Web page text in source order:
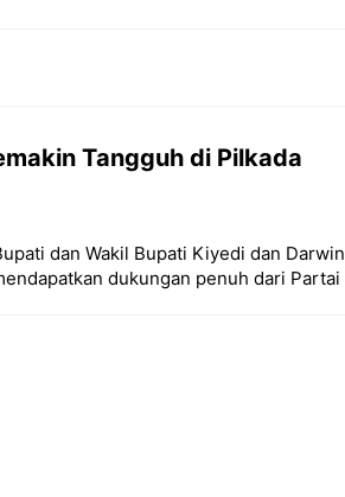
Tangguh di Pilkada
dan Wakil Bupati Kiyedi dan Darwin
dukungan penuh dari Partai